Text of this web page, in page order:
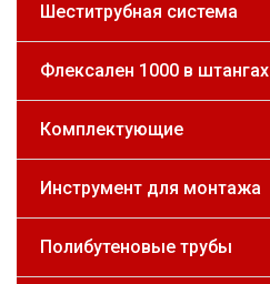
Шеститрубная система
Флексален 1000 в штангах
Комплектующие
Инструмент для монтажа
Полибутеновые трубы